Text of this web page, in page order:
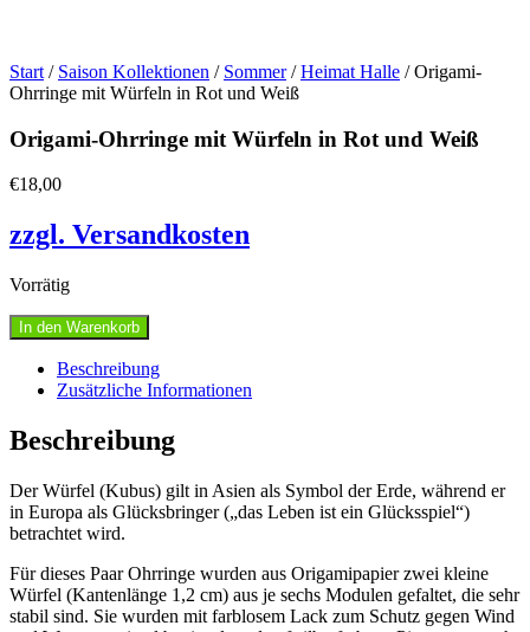
Start / Saison Kollektionen / Sommer/Heimat Halle / Origami-
Ohrringe mit Würfeln in Rot und Weiß
Origami-Ohrringe mit Würfeln in Rot und Weiß
€18,00
zzgl. Versandkosten
Vorrätig
Origami-
Ohrringe
Würfeln
Rot
und
Menge
In den Warenkorb
Beschreibung
Zusätzliche Informationen
Beschreibung
Der Würfel (Kubus) gilt in Asien als Symbol der Erde, während er
in Europa als Glücksbringer („das Leben ist ein Glücksspiel“)
betrachtet wird.
Für dieses Paar Ohrringe wurden aus Origamipapier zwei kleine
Würfel (Kantenlänge 1,2 cm) aus je sechs Modulen gefaltet, die sehr
stabil sind. Sie wurden mit farblosem Lack zum Schutz gegen Wind